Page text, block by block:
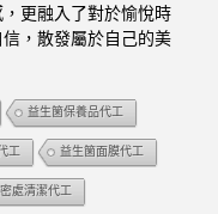
更融入了對於愉悅時
，散發屬於自己的美
益生箘保養品代工
工 益生箘面膜代工
處清潔代工